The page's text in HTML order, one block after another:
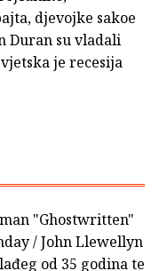
djevojke sakoe
Duran su vladali
je recesija
"Ghostwritten"
/ John Llewellyn
od 35 godina te